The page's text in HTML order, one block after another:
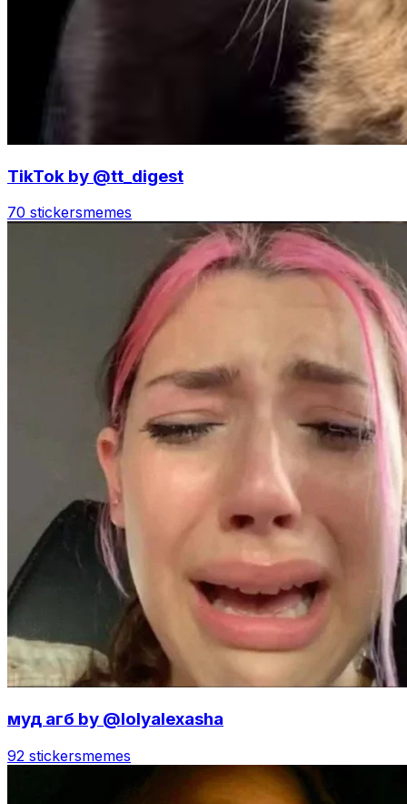
TikTok by @tt_digest
70 stickersmemes
муд агб by @lolyalexasha
92 stickersmemes